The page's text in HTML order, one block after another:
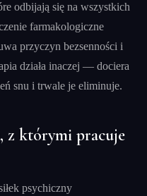
odbijają się na wszystkich
farmakologiczne
przyczyn bezsenności i
działa inaczej — dociera
snu i trwale je eliminuje.
z którymi pracuje
psychiczny